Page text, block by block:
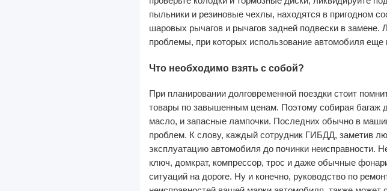
пыльники и резиновые чехлы, находятся в пригодном
шаровых рычагов и рычагов задней подвески в замене.
проблемы, при которых использование автомобиля
Что необходимо взять с собой?
При планировании долговременной поездки стоит
товары по завышенным ценам. Поэтому собирая багаж
масло, и запасные лампочки. Последних обычно в
проблем. К слову, каждый сотрудник ГИБДД, заметив
эксплуатацию автомобиля до починки неисправности.
ключ, домкрат, компрессор, трос и даже обычные
ситуаций на дороге. Ну и конечно, руководство по